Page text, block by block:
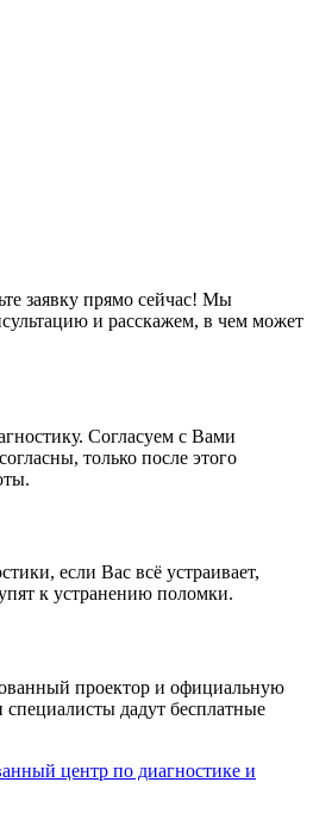
заявку прямо сейчас! Мы
и расскажем, в чем может
Согласуем с Вами
только после этого
если Вас всё устраивает,
к устранению поломки.
проектор и официальную
дадут бесплатные